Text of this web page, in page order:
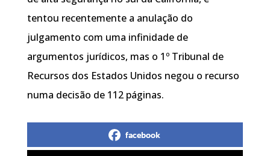
tentou recentemente a anulação do
julgamento com uma infinidade de
argumentos jurídicos, mas o 1º Tribunal de
Recursos dos Estados Unidos negou o recurso
numa decisão de 112 páginas.
facebook